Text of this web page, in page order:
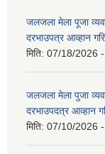
जलजला मेला पूजा
दरभाउपत्र आव्हान
मिति: 07/18/2026
जलजला मेला पुजा
दरभाउपदत्र आव्हान
मिति: 07/10/2026